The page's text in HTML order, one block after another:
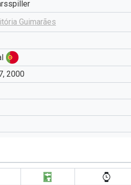
Guimarães
2000